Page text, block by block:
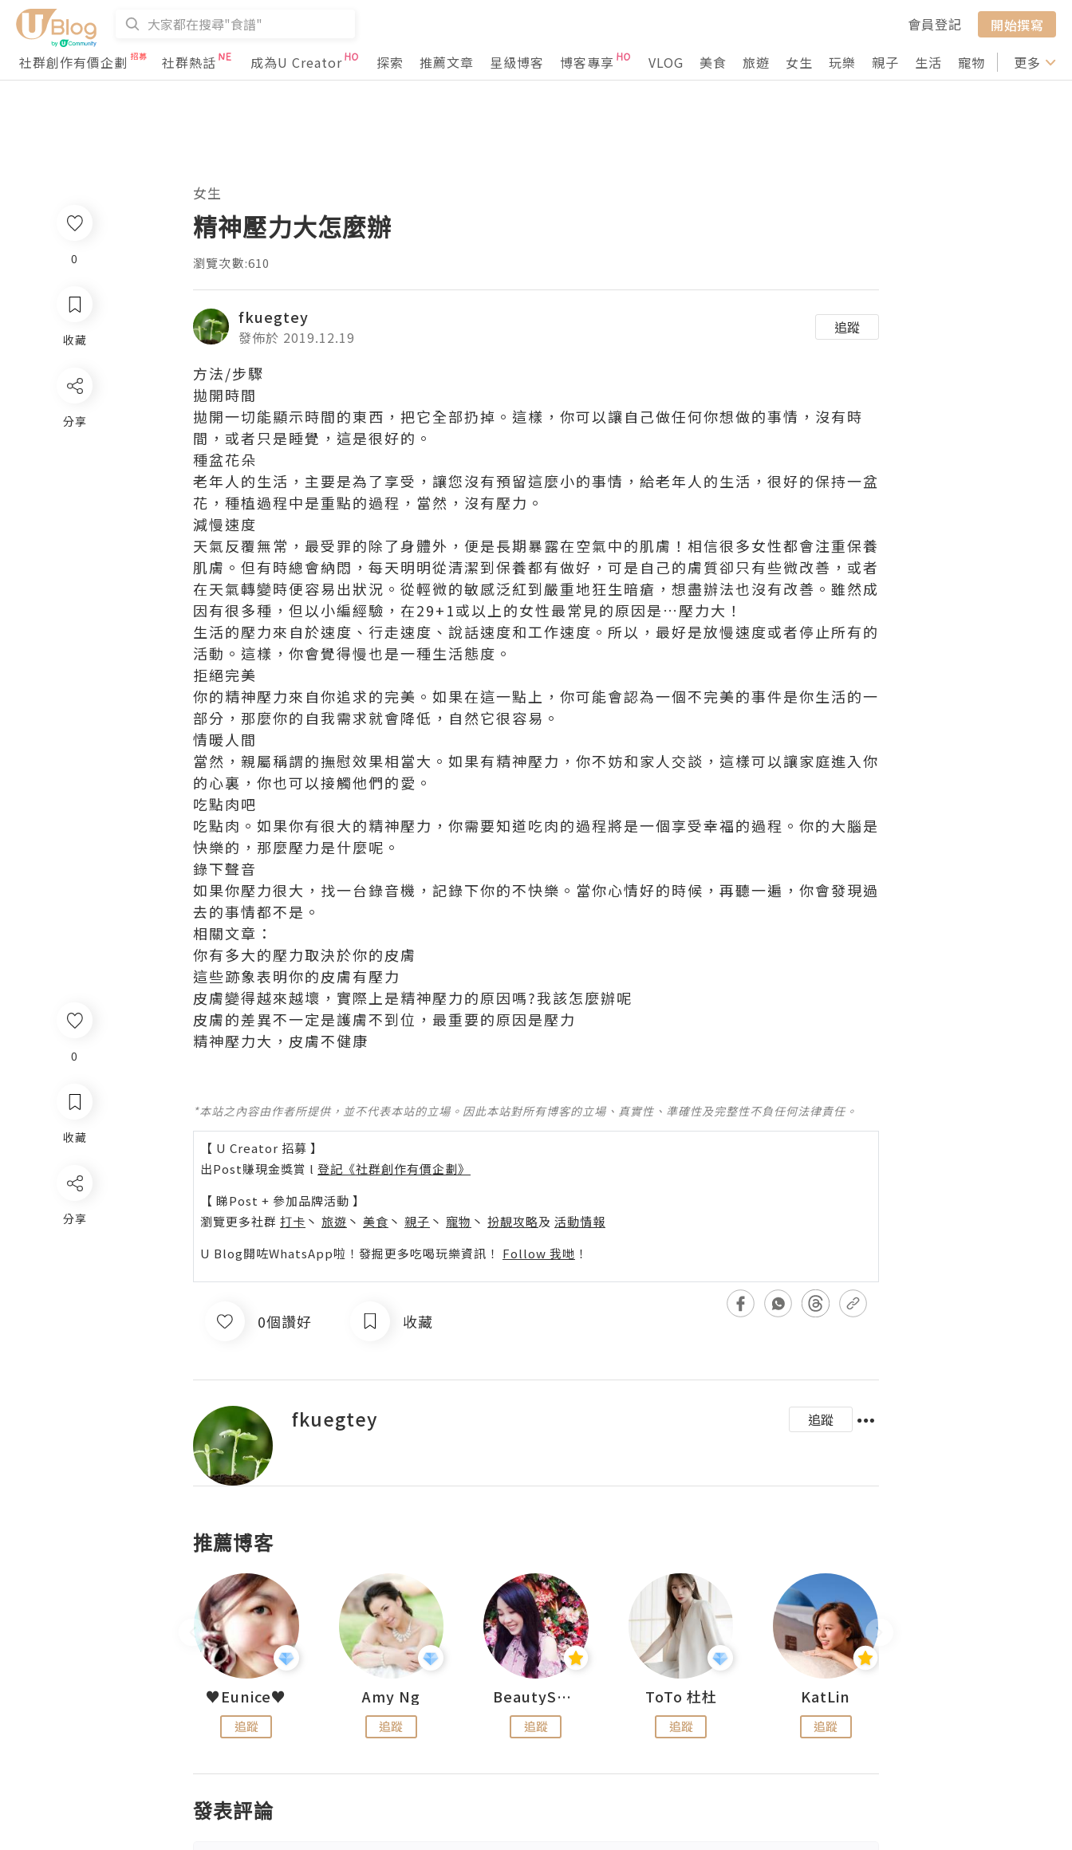
會員登記
開始撰寫
社群創作有價企劃
社群熱話 成為U Creator 探索 推薦文章 星級博客 博客專享 VLOG 美食 旅遊 女生 玩樂 親子 生活 寵物 行山 打卡
更多
0
收藏
分享
女生
精神壓力大怎麼辦
瀏覽次數:610
fkuegtey
發佈於 2019.12.19
追蹤
方法/步驟
拋開時間
拋開一切能顯示時間的東西，把它全部扔掉。這樣，你可以讓自己做任何你想做的事情，沒有時
間，或者只是睡覺，這是很好的。
種盆花朵
老年人的生活，主要是為了享受，讓您沒有預留這麼小的事情，給老年人的生活，很好的保持一盆
花，種植過程中是重點的過程，當然，沒有壓力。
減慢速度
天氣反覆無常，最受罪的除了身體外，便是長期暴露在空氣中的肌膚！相信很多女性都會注重保養
肌膚。但有時總會納悶，每天明明從清潔到保養都有做好，可是自己的膚質卻只有些微改善，或者
在天氣轉變時便容易出狀況。從輕微的敏感泛紅到嚴重地狂生暗瘡，想盡辦法也沒有改善。雖然成
因有很多種，但以小編經驗，在29+1或以上的女性最常見的原因是…壓力大 ！
生活的壓力來自於速度、行走速度、說話速度和工作速度。所以，最好是放慢速度或者停止所有的
活動。這樣，你會覺得慢也是一種生活態度。
拒絕完美
你的精神壓力來自你追求的完美。如果在這一點上，你可能會認為一個不完美的事件是你生活的一
部分，那麼你的自我需求就會降低，自然它很容易。
情暖人間
當然，親屬稱謂的撫慰效果相當大。如果有精神壓力，你不妨和家人交談，這樣可以讓家庭進入你
的心裏，你也可以接觸他們的愛。
吃點肉吧
吃點肉。如果你有很大的精神壓力，你需要知道吃肉的過程將是一個享受幸福的過程。你的大腦是
快樂的，那麼壓力是什麼呢。
錄下聲音
如果你壓力很大，找一台錄音機，記錄下你的不快樂。當你心情好的時候，再聽一遍，你會發現過
去的事情都不是。
相關文章：
你有多大的壓力取決於你的皮膚
這些跡象表明你的皮膚有壓力
皮膚變得越來越壞，實際上是精神壓力的原因嗎?我該怎麼辦呢
皮膚的差異不一定是護膚不到位，最重要的原因是壓力
精神壓力大，皮膚不健康
*本站之內容由作者所提供，並不代表本站的立場。因此本站對所有博客的立場、真實性、準確性及完整性不負任何法律責任。
【 U Creator 招募 】
出Post賺現金獎賞 l 登記《社群創作有價企劃》
【 睇Post + 參加品牌活動 】
瀏覽更多社群 打卡 丶 旅遊 丶 美食 丶 親子 丶 寵物 丶 扮靚攻略及 活動情報
U Blog開咗WhatsApp啦！發掘更多吃喝玩樂資訊！ Follow 我哋 ！
0個讚好 收藏
fkuegtey 追蹤
推薦博客
♥Eunice♥
追蹤
Amy Ng
追蹤
BeautySearch
追蹤
ToTo 杜杜
追蹤
KatLin
追蹤
發表評論
0
收藏
分享